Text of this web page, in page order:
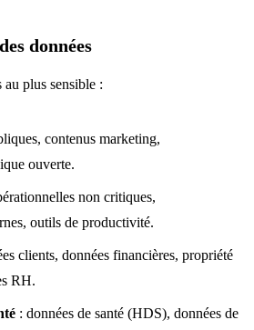
données
plus sensible :
contenus marketing,
ouverte.
non critiques,
outils de productivité.
clients, données financières, propriété
RH.
: données de santé (HDS), données de